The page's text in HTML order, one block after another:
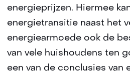
energieprijzen. Hiermee
energietransitie naast het
energiearmoede ook de
van vele huishoudens ten
een van de conclusies van